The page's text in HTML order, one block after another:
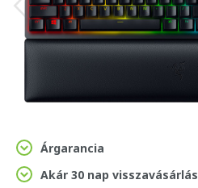
Árgarancia
Akár 30 nap